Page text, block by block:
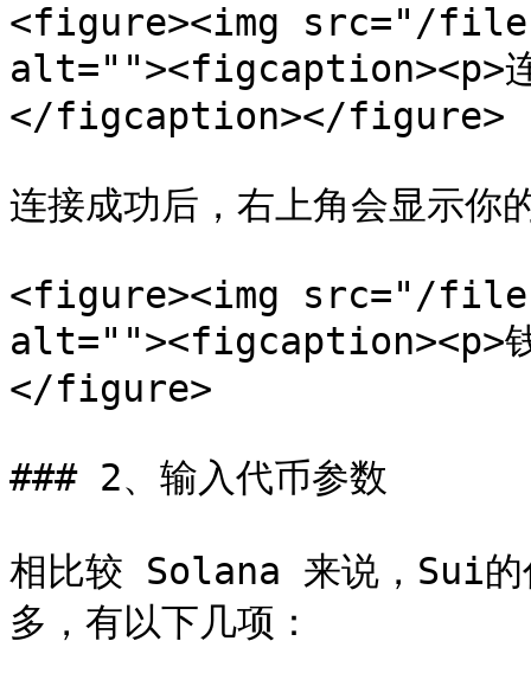
<figure><img src="/files/
alt=""><figcaption><p>连
</figcaption></figure>
连接成功后，右上角会显示你
<figure><img src="/files/
alt=""><figcaption><p>
</figure>
### 2、输入代币参数
相比较 Solana 来说，Sui的
多，有以下几项：